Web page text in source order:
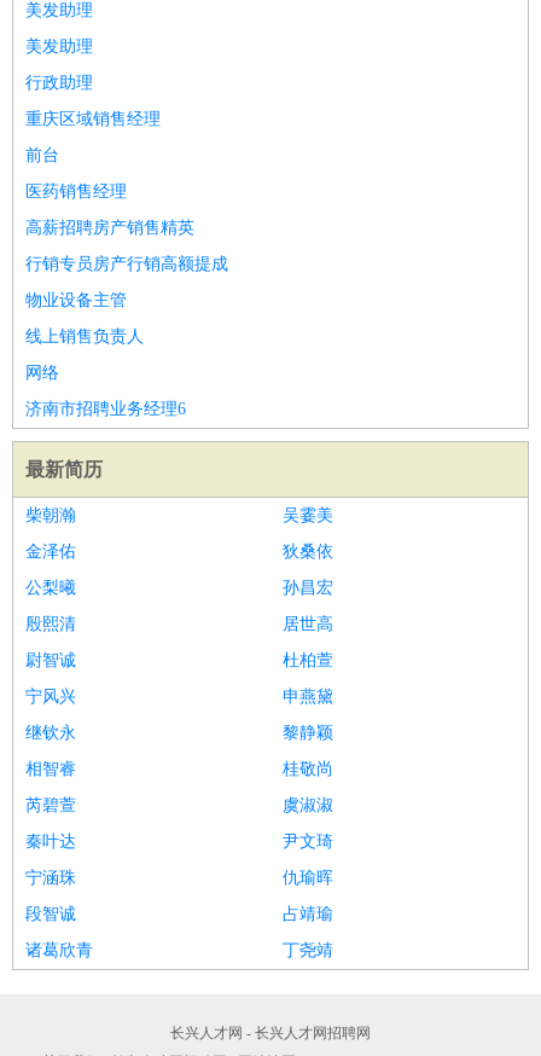
美发助理
美发助理
行政助理
重庆区域销售经理
前台
医药销售经理
高薪招聘房产销售精英
行销专员房产行销高额提成
物业设备主管
线上销售负责人
网络
济南市招聘业务经理6
最新简历
柴朝瀚
吴霎美
金泽佑
狄桑依
公梨曦
孙昌宏
殷熙清
居世高
尉智诚
杜柏萱
宁风兴
申燕黛
继钦永
黎静颖
相智睿
桂敬尚
芮碧萱
虞淑淑
秦叶达
尹文琦
宁涵珠
仇瑜晖
段智诚
占靖瑜
诸葛欣青
丁尧靖
长兴人才网 - 长兴人才网招聘网